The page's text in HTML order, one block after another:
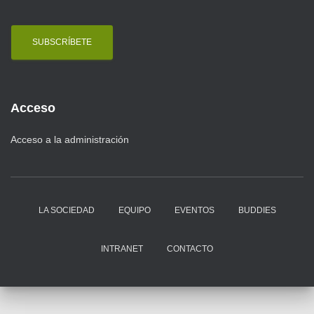
Acceso
Acceso a la administración
LA SOCIEDAD EQUIPO EVENTOS BUDDIES
INTRANET CONTACTO